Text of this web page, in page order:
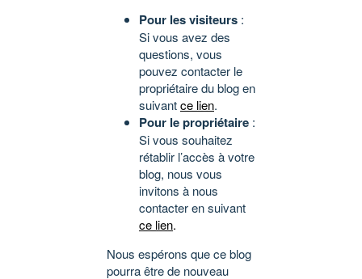
Pour les visiteurs :
Si vous avez des
questions, vous
pouvez contacter le
propriétaire du blog en
suivantce lien.
Pour le propriétaire :
Si vous souhaitez
rétablir l’accès à votre
blog, nous vous
invitons à nous
contacter en suivant
ce lien.
Nous espérons que ce blog
pourra être de nouveau